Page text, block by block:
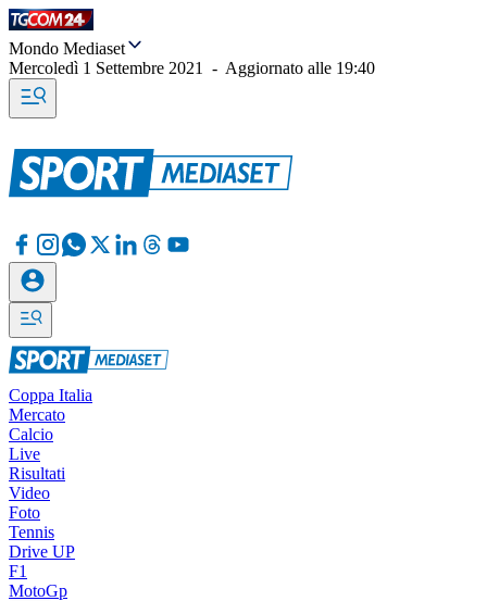
Mondo Mediaset
Mercoledì 1 Settembre 2021
- Aggiornato alle 19:40
Coppa Italia
Mercato
Calcio
Live
Risultati
Video
Foto
Tennis
Drive UP
F1
MotoGp